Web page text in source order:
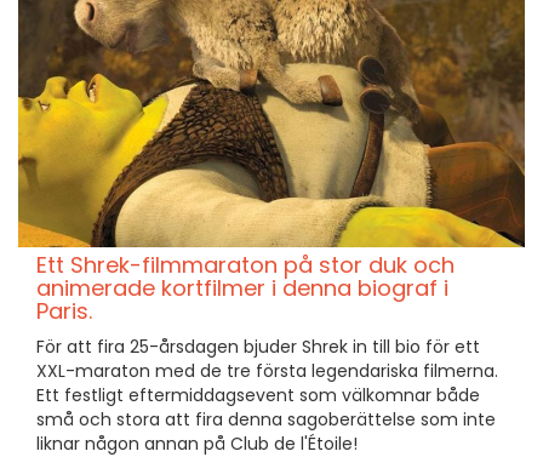
Ett Shrek-filmmaraton på stor duk och
animerade kortfilmer i denna biograf i
Paris.
För att fira 25-årsdagen bjuder Shrek in till bio för ett
XXL-maraton med de tre första legendariska filmerna.
Ett festligt eftermiddagsevent som välkomnar både
små och stora att fira denna sagoberättelse som inte
liknar någon annan på Club de l'Étoile!